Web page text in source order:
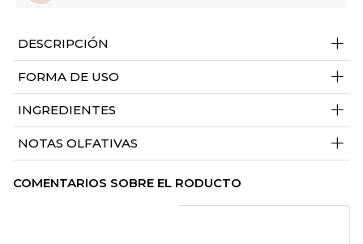
DESCRIPCIÓN +
FORMA DE USO +
INGREDIENTES +
NOTAS OLFATIVAS +
COMENTARIOS SOBRE EL RODUCTO